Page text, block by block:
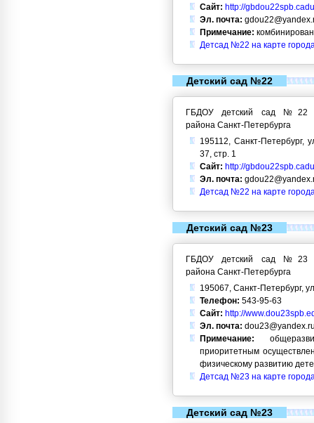
Сайт: http://
Эл. почта:
Примечание:
Детсад №22 на карте
Детский сад №22
ГБДОУ детский сад №22
района Санкт-Петербурга
195112, Санкт-Петербург,
37, стр. 1
Сайт: http://
Эл. почта:
Детсад №22 на карте
Детский сад №23
ГБДОУ детский сад №23
района Санкт-Петербурга
195067, Санкт-Петербург,
Телефон: 543-95-63
Сайт: http://
Эл. почта:
Примечание:
приоритетным
физическому развитию
Детсад №23 на карте
Детский сад №23